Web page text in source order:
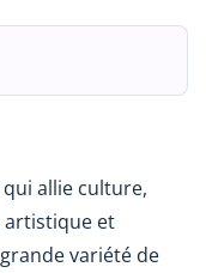
allie culture,
artistique et
variété de